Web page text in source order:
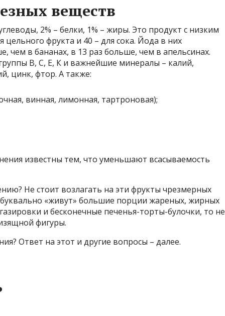
веществ
2% – белки, 1% – жиры. Это продукт с низким
цельного фрукта и 40 – для сока. Йода в них
чем в бананах, в 13 раз больше, чем в апельсинах.
В, С, Е, К и важнейшие минералы – калий,
цинк, фтор. А также:
винная, лимонная, тартроновая);
известны тем, что уменьшают всасываемость
Не стоит возлагать на эти фрукты чрезмерных
«живут» большие порции жареных, жирных
и бесконечные печенья-торты-булочки, то не
фигуры.
Ответ на этот и другие вопросы – далее.